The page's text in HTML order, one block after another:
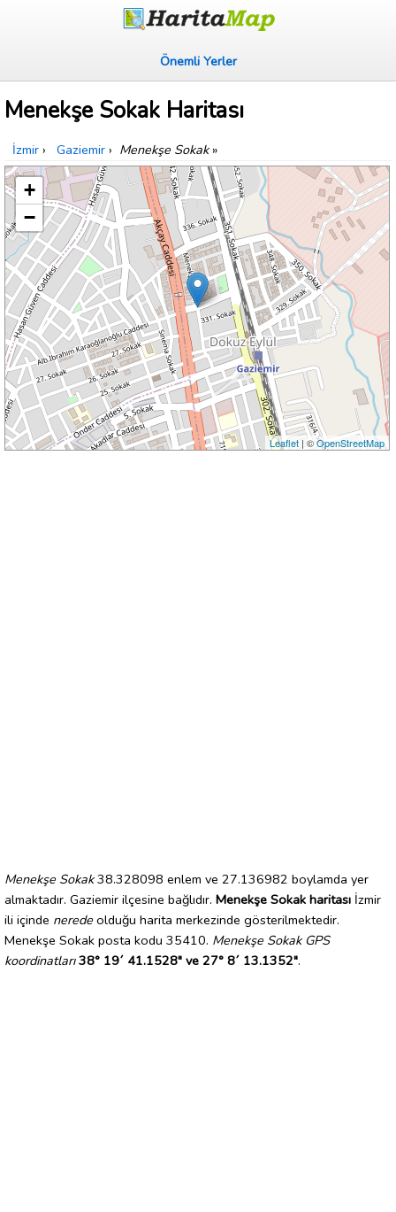
Önemli Yerler
Menekşe Sokak Haritası
İzmir › Gaziemir › Menekşe Sokak»
+
−
Leaflet| ©OpenStreetMap
Menekşe Sokak38.328098 enlem ve 27.136982 boylamda yer
almaktadır. Gaziemir ilçesine bağlıdır. Menekşe Sokak haritası İzmir
ili içinde nerede olduğu harita merkezinde gösterilmektedir.
Menekşe Sokak posta kodu 35410. Menekşe Sokak GPS
koordinatları 38° 19´ 41.1528" ve 27° 8´ 13.1352".